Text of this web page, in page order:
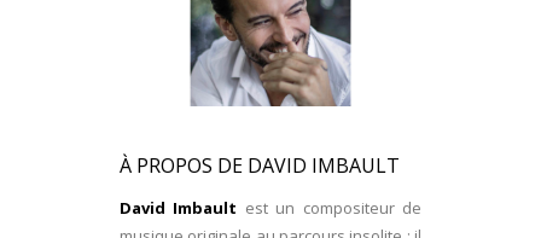
À PROPOS DE DAVID IMBAULT
David Imbault est un compositeur de